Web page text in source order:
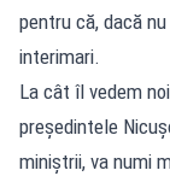
pentru că, dacă
interimari.
La cât îl vedem
președintele
miniștrii, va numi